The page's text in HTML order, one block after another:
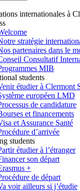
internationales à
stratégie
partenaires dans le
Consultatif
MIB
students
étudier à Clermont
européen LMD
de candidature
et financements
et Assurance Santé
d’arrivée
students
étudier à l’étranger
son départ
+
de départ
voir ailleurs si j’étudie